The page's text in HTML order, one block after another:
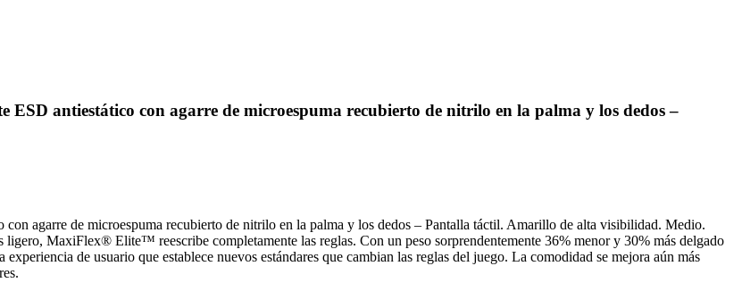
antiestático con agarre de microespuma recubierto de nitrilo en la palma y los dedos –
agarre de microespuma recubierto de nitrilo en la palma y los dedos – Pantalla táctil. Amarillo de alta visibilidad. Medio.
ligero, MaxiFlex® Elite™ reescribe completamente las reglas. Con un peso sorprendentemente 36% menor y 30% más delgado
de usuario que establece nuevos estándares que cambian las reglas del juego. La comodidad se mejora aún más